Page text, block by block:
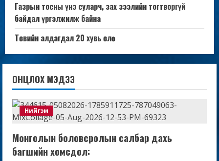
Газрын тосны үнэ суларч, зах зээлийн тогтворгүй
байдал үргэлжилж байна
Төсвийн алдагдал 20 хувь өслөө
ОНЦЛОХ МЭДЭЭ
Нийгэм
Монголын боловсролын салбар дахь
багшийн хомсдол: